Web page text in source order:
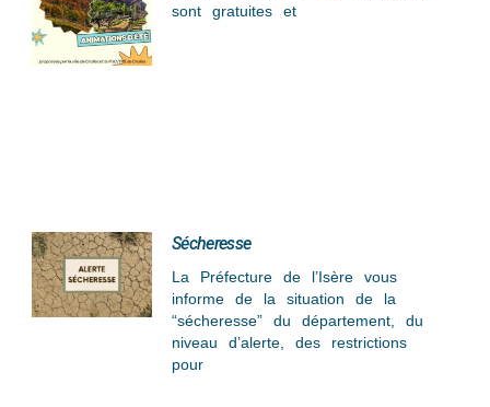
sont gratuites et
Sécheresse
La Préfecture de l’Isère vous
informe de la situation de la
“sécheresse” du département, du
niveau d’alerte, des restrictions
pour